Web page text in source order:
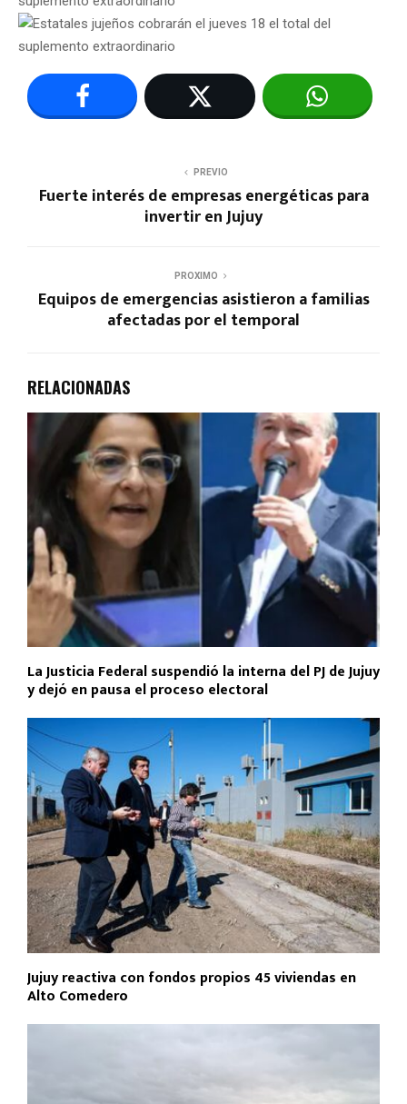
PREVIO
Fuerte interés de empresas energéticas para
invertir en Jujuy
PROXIMO
Equipos de emergencias asistieron a familias
afectadas por el temporal
RELACIONADAS
La Justicia Federal suspendió la interna del PJ de Jujuy
y dejó en pausa el proceso electoral
Jujuy reactiva con fondos propios 45 viviendas en
Alto Comedero